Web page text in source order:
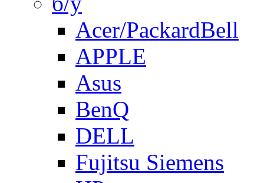
Acer/PackardBell
APPLE
Asus
BenQ
DELL
Fujitsu Siemens